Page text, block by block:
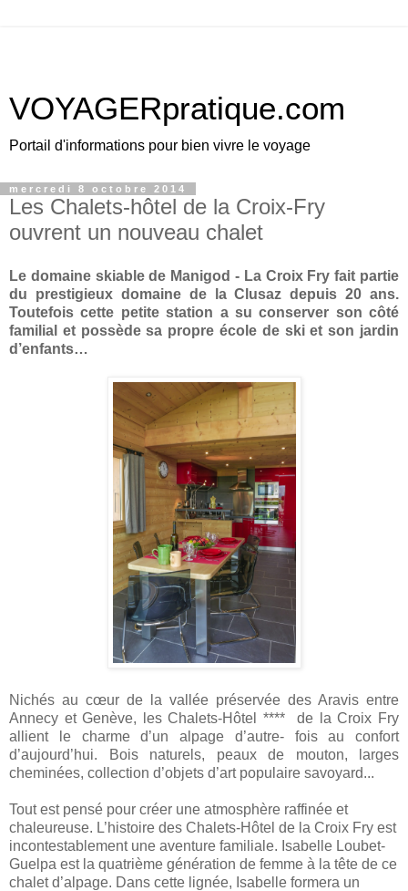
VOYAGERpratique.com
Portail d'informations pour bien vivre le voyage
mercredi 8 octobre 2014
Les Chalets-hôtel de la Croix-Fry
ouvrent un nouveau chalet
Le domaine skiable de Manigod - La Croix Fry fait partie
du prestigieux domaine de la Clusaz depuis 20 ans.
Toutefois cette petite station a su conserver son côté
familial et possède sa propre école de ski et son jardin
d’enfants…
Nichés au cœur de la vallée préservée des Aravis entre
Annecy et Genève, les Chalets-Hôtel **** de
la Croix Fry
allient le charme d’un alpage d’autre- fois au confort
d’aujourd’hui. Bois naturels, peaux de mouton, larges
cheminées, collection d’objets d’art populaire savoyard...
Tout est pensé pour créer une atmosphère raffinée et
chaleureuse. L’histoire des Chalets-Hôtel de la Croix Fry est
incontestablement une aventure familiale. Isabelle Loubet-
Guelpa est la quatrième génération de femme à la tête de ce
chalet d’alpage. Dans cette lignée, Isabelle formera un